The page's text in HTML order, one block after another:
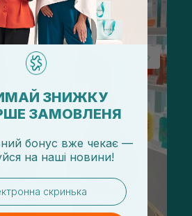
ЗНИЖКУ
ЗАМОВЛЕНЯ
бонус вже чекає —
на наші новини!